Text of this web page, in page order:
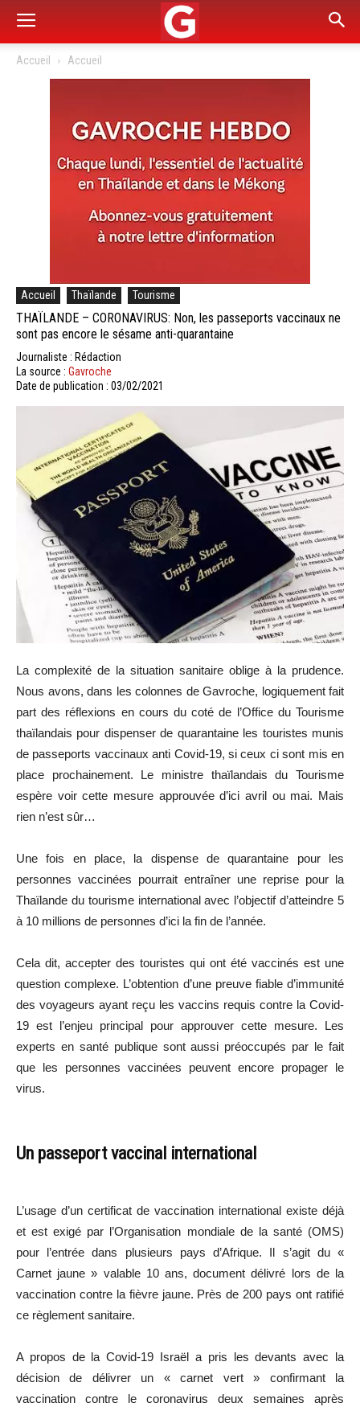
Accueil Accueil
Accueil Thaïlande Tourisme
THAÏLANDE – CORONAVIRUS: Non, les passeports vaccinaux ne
sont pas encore le sésame anti-quarantaine
Journaliste : Rédaction
La source : Gavroche
Date de publication : 03/02/2021
La complexité de la situation sanitaire oblige à la prudence.
Nous avons, dans les colonnes de Gavroche, logiquement fait
part des réflexions en cours du coté de l’Office du Tourisme
thaïlandais pour dispenser de quarantaine les touristes munis
de passeports vaccinaux anti Covid-19, si ceux ci sont mis en
place prochainement. Le ministre thaïlandais du Tourisme
espère voir cette mesure approuvée d’ici avril ou mai. Mais
rien n’est sûr…
Une fois en place, la dispense de quarantaine pour les
personnes vaccinées pourrait entraîner une reprise pour la
Thaïlande du tourisme international avec l’objectif d’atteindre 5
à 10 millions de personnes d’ici la fin de l’année.
Cela dit, accepter des touristes qui ont été vaccinés est une
question complexe. L’obtention d’une preuve fiable d’immunité
des voyageurs ayant reçu les vaccins requis contre la Covid-
19 est l’enjeu principal pour approuver cette mesure. Les
experts en santé publique sont aussi préoccupés par le fait
que les personnes vaccinées peuvent encore propager le
virus.
Un passeport vaccinal international
L’usage d’un certificat de vaccination international existe déjà
et est exigé par l’Organisation mondiale de la santé (OMS)
pour l’entrée dans plusieurs pays d’Afrique. Il s’agit du «
Carnet jaune » valable 10 ans, document délivré lors de la
vaccination contre la fièvre jaune. Près de 200 pays ont ratifié
ce règlement sanitaire.
A propos de la Covid-19 Israël a pris les devants avec la
décision de délivrer un « carnet vert » confirmant la
vaccination contre le coronavirus deux semaines après